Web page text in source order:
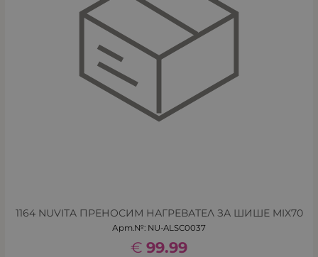
1164 NUVITA ПРЕНОСИМ НАГРЕВАТЕЛ ЗА ШИШЕ MIX70
Арт.№: NU-ALSC0037
99.99
€